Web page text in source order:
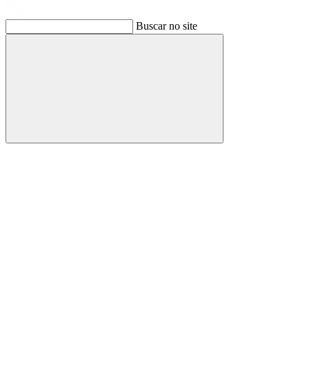
Buscar no site
Buscar